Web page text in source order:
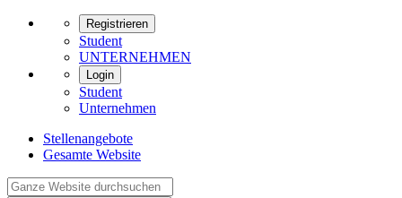
Registrieren
Student
UNTERNEHMEN
Login
Student
Unternehmen
Stellenangebote
Gesamte Website